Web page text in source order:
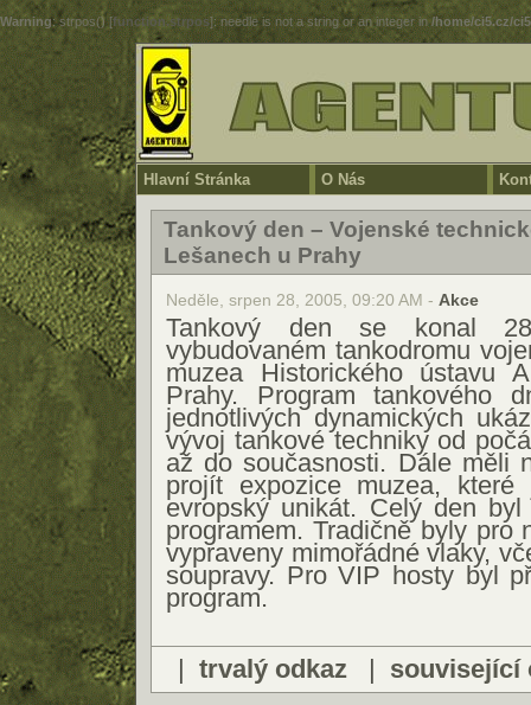
Warning: strpos() [function.strpos]: needle is not a string or an integer in/home/ci5.cz/
Hlavní Stránka O Nás
Tankový den – Vojenské
Lešanech u Prahy
Neděle, srpen 28, 2005, 09:20 AM - Akce
Tankový den se konal
vybudovaném tankodromu
muzea Historického ústavu
Prahy. Program tankového
jednotlivých dynamických
vývoj tankové techniky od
až do současnosti. Dále měli
projít expozice muzea, které
evropský unikát. Celý den
programem. Tradičně byly pro
vypraveny mimořádné vlaky,
soupravy. Pro VIP hosty byl
program.
| trvalý odkaz | související